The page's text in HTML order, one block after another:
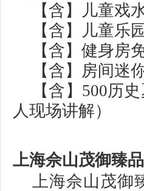
【含】儿童戏
【含】儿童乐
【含】健身房
【含】房间迷
【含】500历
人现场讲解）
上海佘山茂御臻
上海佘山茂